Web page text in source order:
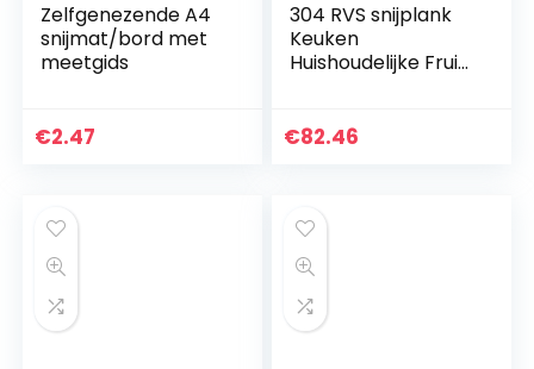
Zelfgenezende A4
snijmat/bord met
meetgids
€2.47
304 RVS snijplank
Keuken
Huishoudelijke Fruit
Gebogen Hoek
€82.46